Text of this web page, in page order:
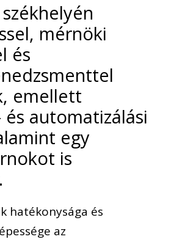
mérnöki
és
emellett
automatizálási
egy
is
hatékonysága és
az